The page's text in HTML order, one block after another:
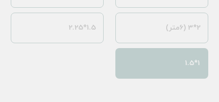
2*3 (6متر) 1.5*2.25
1*1.5